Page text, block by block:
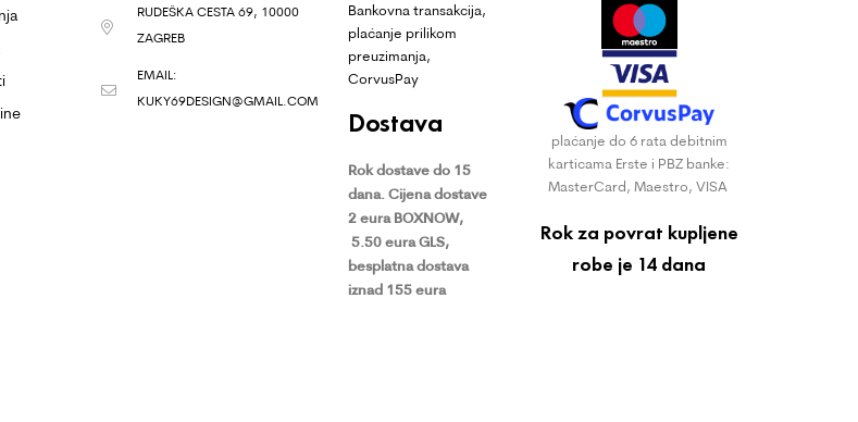
RUDEŠKA CESTA 69, 10000
ZAGREB
EMAIL:
KUKY69DESIGN@GMAIL.COM
Bankovna transakcija,
plaćanje prilikom
preuzimanja,
CorvusPay
Dostava
Rok dostave do 15
dana.Cijena dostave
2 eura BOXNOW,
5.50 eura GLS,
besplatna dostava
iznad 155 eura
plaćanje do 6 rata debitnim
karticama Erste i PBZ banke:
MasterCard, Maestro, VISA
Rok za povrat kupljene
robe je 14 dana